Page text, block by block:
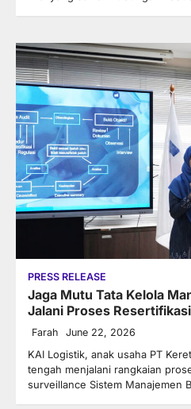
PRESS RELEASE
Jaga Mutu Tata Kelola
Jalani Proses
Farah June 22, 2026
KAI Logistik, anak usaha PT
tengah menjalani rangkaian
surveillance Sistem Manajemen